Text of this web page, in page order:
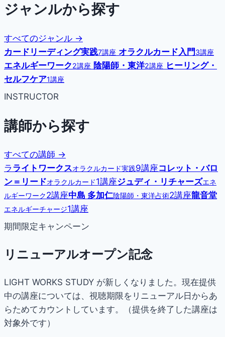
ジャンルから探す
すべてのジャンル →
カードリーディング実践7講座 オラクルカード入門3講座
エネルギーワーク2講座 陰陽師・東洋2講座 ヒーリング・
セルフケア1講座
INSTRUCTOR
講師から探す
すべての講師 →
ラ ライトワークスオラクルカード実践9講座コレット・バロ
ン＝リードオラクルカード1講座ジュディ・リチャーズエネ
ルギーワーク2講座中島 多加仁陰陽師・東洋占術2講座龍音堂
エネルギーチャージ1講座
期間限定キャンペーン
リニューアルオープン記念
LIGHT WORKS STUDY が新しくなりました。現在提供
中の講座については、視聴期限をリニューアル日からあ
らためてカウントしています。（提供を終了した講座は
対象外です）